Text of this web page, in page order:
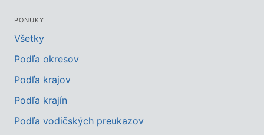
PONUKY
Všetky
Podľa okresov
Podľa krajov
Podľa krajín
Podľa vodičských preukazov